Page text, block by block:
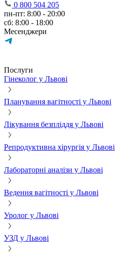
0 800 504 205
пн-пт: 8:00 - 20:00
сб: 8:00 - 18:00
Месенджери
Послуги
Гінеколог у Львові
Планування вагітності у Львові
Лікування безпліддя у Львові
Репродуктивна хірургія у Львові
Лабораторні аналізи у Львові
Ведення вагітності у Львові
Уролог у Львові
УЗД у Львові